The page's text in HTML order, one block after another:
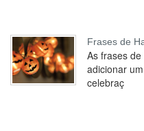
Frases de
As frases
adicionar
celebraç